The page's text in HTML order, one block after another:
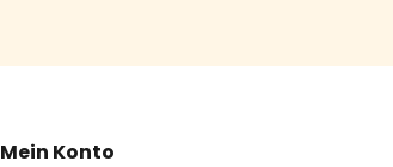
Mein Konto